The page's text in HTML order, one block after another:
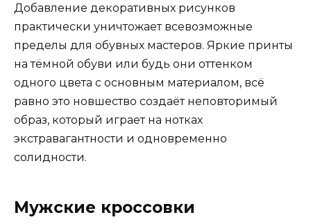
Добавление декоративных рисунков
практически уничтожает всевозможные
пределы для обувных мастеров. Яркие принты
на тёмной обуви или будь они оттенком
одного цвета с основным материалом, всё
равно это новшество создаёт неповторимый
образ, который играет на нотках
экстравагантности и одновременно
солидности.
Мужские кроссовки